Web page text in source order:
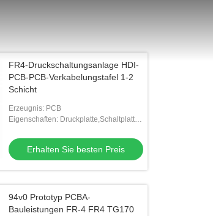
FR4-Druckschaltungsanlage HDI-
PCB-PCB-Verkabelungstafel 1-2
Schicht
Erzeugnis: PCB
Eigenschaften: Druckplatte,Schaltplatte,
Druckplatte,Mehrschichtige
Druckplatte,HDI-PCB,PCB-Leiterpl
Erhalten Sie besten Preis
94v0 Prototyp PCBA-
Bauleistungen FR-4 FR4 TG170